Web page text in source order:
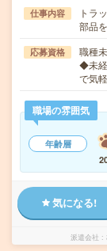
仕事内容
トラ
部品
応募資格
職種
◆未経
で気
職場の雰囲気
年齢層
気になる!
派遣会社